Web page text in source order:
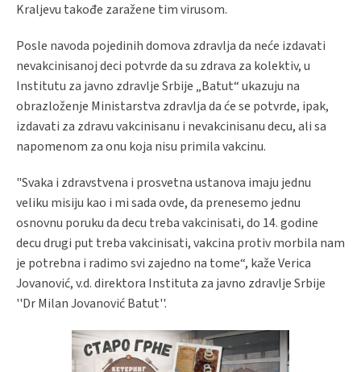
Kraljevu takođe zaražene tim virusom.
Posle navoda pojedinih domova zdravlja da neće izdavati
nevakcinisanoj deci potvrde da su zdrava za kolektiv, u
Institutu za javno zdravlje Srbije „Batut“ ukazuju na
obrazloženje Ministarstva zdravlja da će se potvrde, ipak,
izdavati za zdravu vakcinisanu i nevakcinisanu decu, ali sa
napomenom za onu koja nisu primila vakcinu.
"Svaka i zdravstvena i prosvetna ustanova imaju jednu
veliku misiju kao i mi sada ovde, da prenesemo jednu
osnovnu poruku da decu treba vakcinisati, do 14. godine
decu drugi put treba vakcinisati, vakcina protiv morbila nam
je potrebna i radimo svi zajedno na tome“, kaže Verica
Jovanović, v.d. direktora Instituta za javno zdravlje Srbije
''Dr Milan Jovanović Batut''.